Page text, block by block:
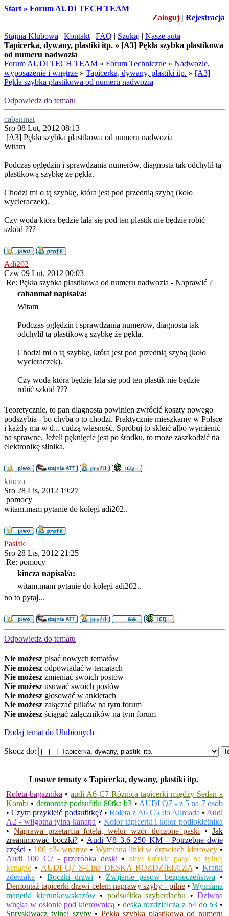
Start » Forum AUDI TECH TEAM
Zaloguj | Rejestracja
Stajnia Klubowa | Kontakt | FAQ | Szukaj | Nasze auta
Tapicerka, dywany, plastiki itp. » [A3] Pękła szybka plastikowa
od numeru nadwozia
Forum AUDI TECH TEAM » Forum Techniczne » Nadwozie,
wyposażenie i wnętrze » Tapicerka, dywany, plastiki itp. » [A3]
Pękła szybka plastikowa od numeru nadwozia
Odpowiedz do tematu
cabanmat
Sro 08 Lut, 2012 08:13
[A3] Pękła szybka plastikowa od numeru nadwozia
Witam
Podczas oględzin i sprawdzania numerów, diagnosta tak odchylił tą
plastikową szybkę że pękła.
Chodzi mi o tą szybkę, która jest pod przednią szybą (koło
wycieraczek).
Czy woda która będzie lała się pod ten plastik nie będzie robić
szkód ???
Adi202
Czw 09 Lut, 2012 00:03
Re: Pękła szybka plastikowa od numeru nadwozia - Naprawić ?
cabanmat napisał/a:
Witam
Podczas oględzin i sprawdzania numerów, diagnosta tak
odchylił tą plastikową szybkę że pękła.
Chodzi mi o tą szybkę, która jest pod przednią szybą (koło
wycieraczek).
Czy woda która będzie lała się pod ten plastik nie będzie
robić szkód ???
Teoretycznie, to pan diagnosta powinien zwrócić koszty nowego
podszybia - bo chyba o to chodzi. Praktycznie mieszkamy w Polsce
i każdy ma w d... cudzą własność. Spróbuj to skleić albo wymienić
na sprawne. Jeżeli pęknięcie jest po środku, to może zaszkodzić na
elektronikę silnika.
kincza
Sro 28 Lis, 2012 19:27
pomocy
witam.mam pytanie do kolegi adi202..
Pasiak
Sro 28 Lis, 2012 21:25
Re: pomocy
kincza napisał/a:
witam.mam pytanie do kolegi adi202..
no to pytaj...
Odpowiedz do tematu
Nie możesz pisać nowych tematów
Nie możesz odpowiadać w tematach
Nie możesz zmieniać swoich postów
Nie możesz usuwać swoich postów
Nie możesz głosować w ankietach
Nie możesz załączać plików na tym forum
Nie możesz ściągać załączników na tym forum
Dodaj temat do Ulubionych
Skocz do:
Losowe tematy » Tapicerka, dywany, plastiki itp.
Roleta bagażnika • audi A6 C7 Różnica tapicerki między Sedan a
Kombi • demontaż podsufitki 80tka b3 • AUDI Q7 - z 5 na 7 osób
•Czym przykleić podsufitkę?• Roleta z A6 C5 do Allroada • Audi
A2 - wilgotna tylna kanapa • Kolor tapicerki i kolor podłokietnika
• Naprawa przetarcia fotela, welur wzór tłoczone paski •Jak
zreanimować boczki?• Audi V8 3.6 250 KM - Potrzebne dwie
części • 100 c3- wnetrze•Wymiana linki w drzwiach kierowcy•
Audi 100 C2 - przeróbka deski • zbyt krótkie pasy na tylnej
kanapie • AUDI Q7 S-Line DESKA ROZDZIELCZA • Kratki
zderzaka •Boczki drzwi • Zwijanie pasow bezpieczeństwa •
Demontaż tapicerki drzwi celem naprawy szyby - pilne•Wymiana
manetki kierunkowskazów• podsufitka szyberdachu • Dziwna
wnęka w osłonie pod kierownicą • deska rozdzielcza z b4 do b3 •
Spryskiwacz tylnej szyby• Pękła szybka plastikowa od numeru